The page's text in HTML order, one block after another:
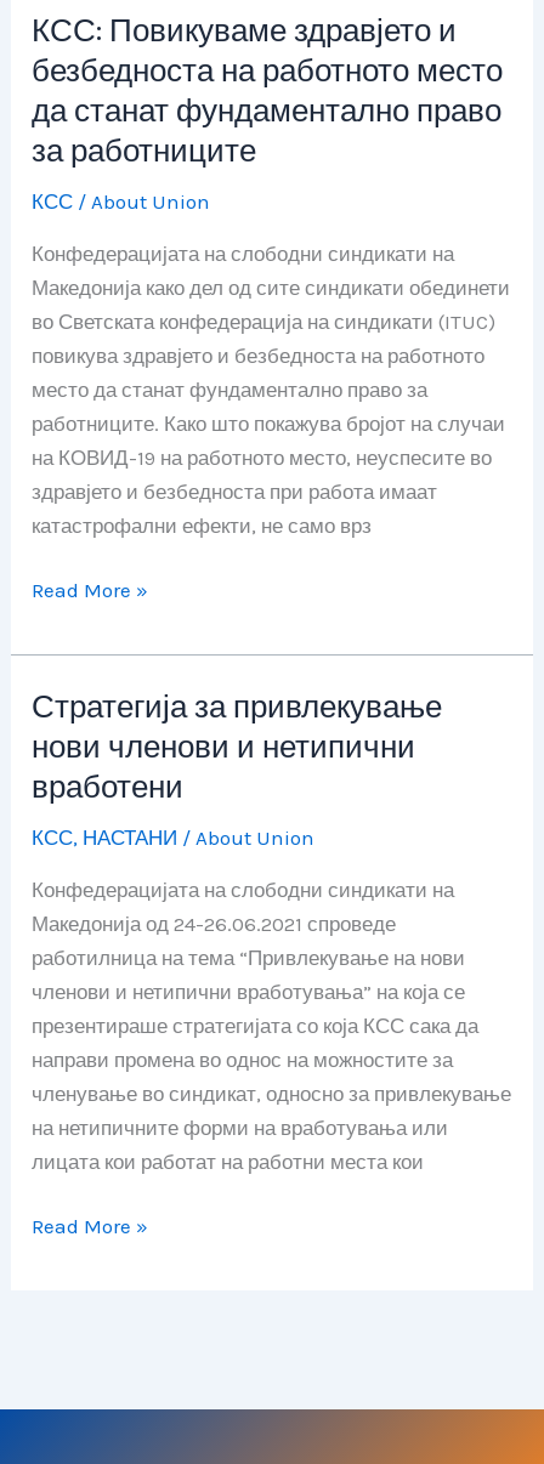
КСС: Повикуваме здравјето и
безбедноста на работното место
да станат фундаментално право
за работниците
КСС / About Union
Конфедерацијата на слободни синдикати на
Македонија како дел од сите синдикати обединети
во Светската конфедерација на синдикати (ITUC)
повикува здравјето и безбедноста на работното
место да станат фундаментално право за
работниците. Како што покажува бројот на случаи
на КОВИД-19 на работното место, неуспесите во
здравјето и безбедноста при работа имаат
катастрофални ефекти, не само врз
КСС:
Повикуваме
здравјето
и
безбедноста
на
место
да
станат
фундаментално
право
за
работниците
Read More »
Стратегија за привлекување
нови членови и нетипични
вработени
КСС, НАСТАНИ / About Union
Конфедерацијата на слободни синдикати на
Македонија од 24-26.06.2021 спроведе
работилница на тема “Привлекување на нови
членови и нетипични вработувања” на која се
презентираше стратегијата со која КСС сака да
направи промена во однос на можностите за
членување во синдикат, односно за привлекување
на нетипичните форми на вработувања или
лицата кои работат на работни места кои
Стратегија
за
привлекување
нови
членови
нетипични
вработени
Read More »